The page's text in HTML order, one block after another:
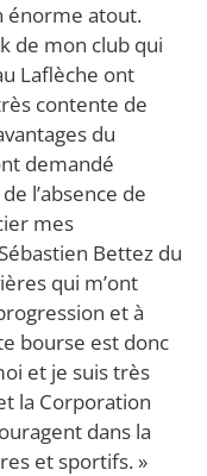
énorme atout.
de mon club qui
Laflèche ont
contente de
du
demandé
l’absence de
mes
Bettez du
qui m’ont
et à
bourse est donc
et je suis très
la Corporation
dans la
et sportifs. »